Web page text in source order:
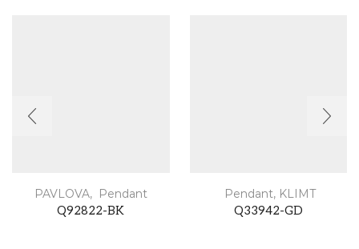
PAVLOVA, Pendant
Q92822-BK
Pendant, KLIMT
Q33942-GD